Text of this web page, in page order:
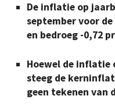
De inflatie op
september voor
en bedroeg -0,72
Hoewel de
steeg de
geen tekenen van